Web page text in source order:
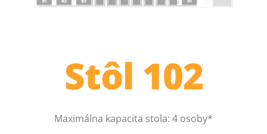
Stôl 102
Maximálna kapacita stola: 4 osoby*